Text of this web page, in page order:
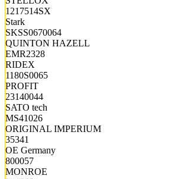
1217514SX
Stark
SKSS0670064
QUINTON HAZELL
EMR2328
RIDEX
1180S0065
PROFIT
23140044
SATO tech
MS41026
ORIGINAL IMPERIUM
35341
OE Germany
800057
MONROE